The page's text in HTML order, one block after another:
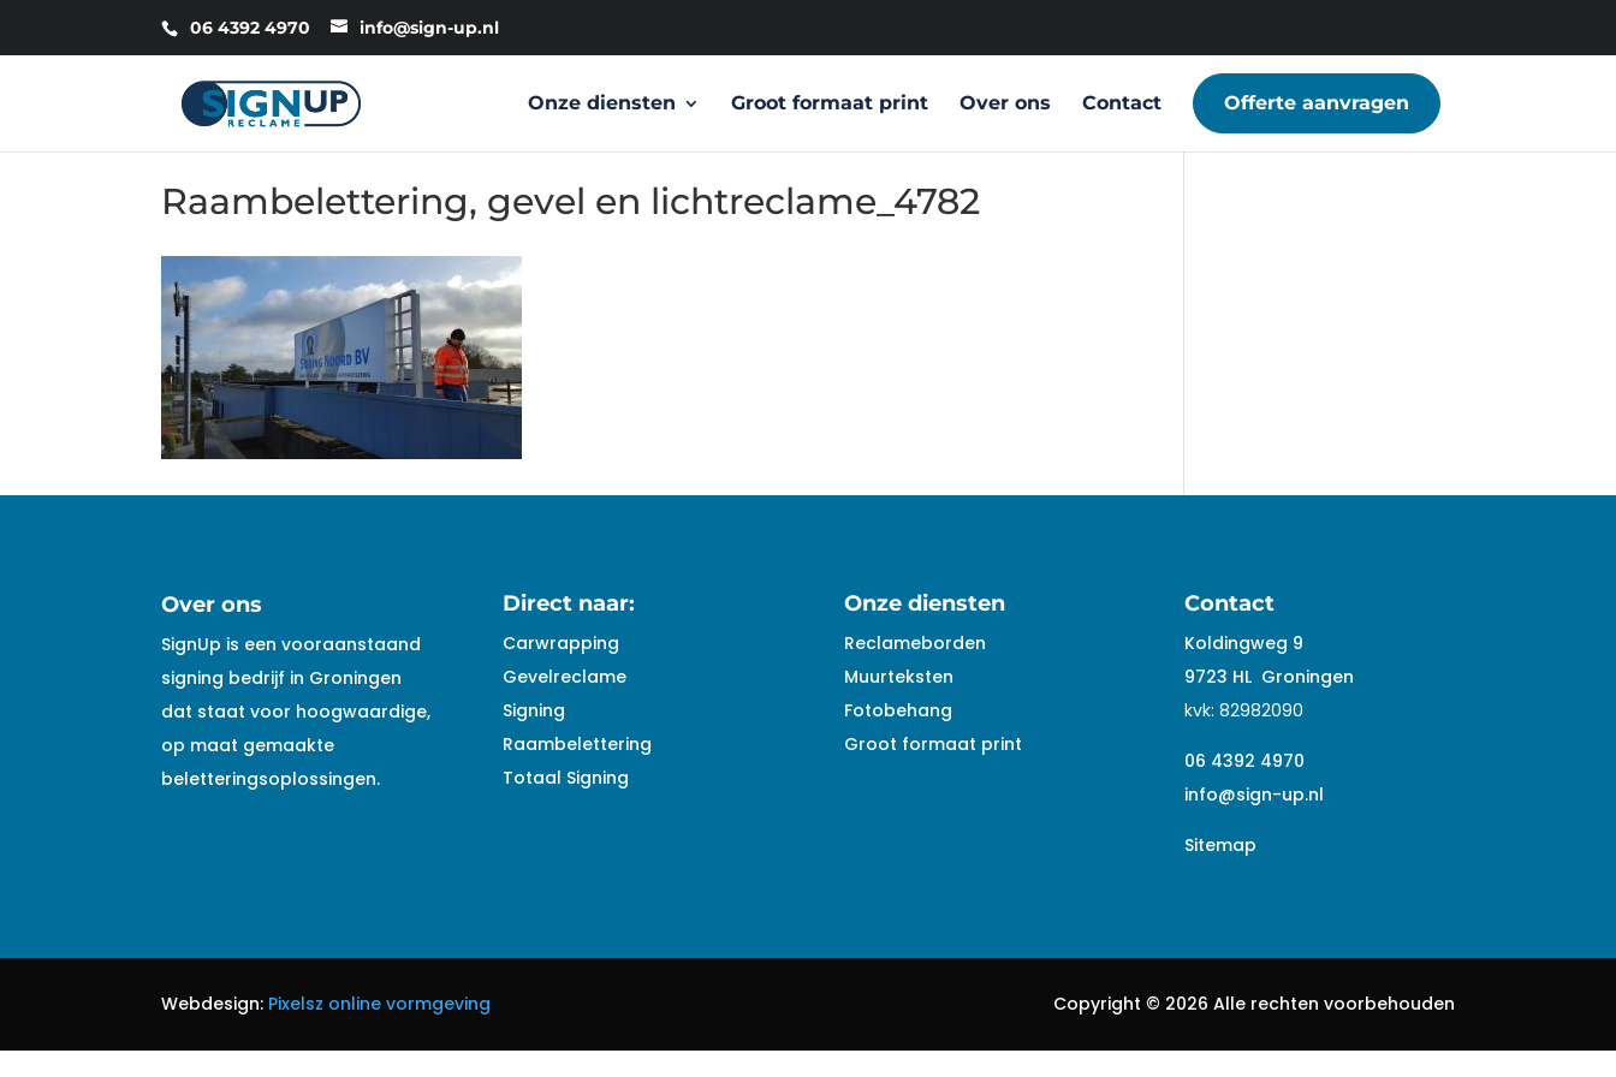
06 4392 4970 info@sign-up.nl
Onze diensten Groot formaat print Over ons Contact Offerte aanvragen
Raambelettering, gevel en lichtreclame_4782
Over ons
SignUp is een vooraanstaand
signing bedrijf in Groningen
dat staat voor hoogwaardige,
op maat gemaakte
beletteringsoplossingen.
Direct naar:
Carwrapping
Gevelreclame
Signing
Raambelettering
Totaal Signing
Onze diensten
Reclameborden
Muurteksten
Fotobehang
Groot formaat print
Contact
Koldingweg 9
9723 HL Groningen
kvk:82982090
06 4392 4970
info@sign-up.nl
Sitemap
Webdesign: Pixelsz online vormgeving Copyright © 2026 Alle rechten voorbehouden